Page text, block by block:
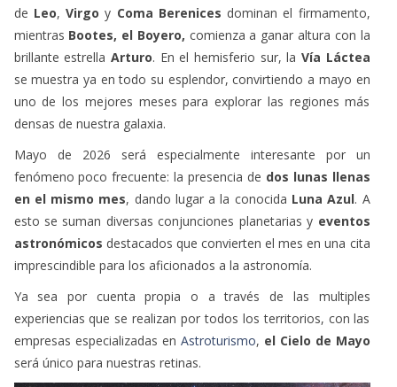
de Leo, Virgo y Coma Berenices dominan el firmamento,
mientras Bootes, el Boyero, comienza a ganar altura con la
brillante estrella Arturo. En el hemisferio sur, la Vía Láctea
se muestra ya en todo su esplendor, convirtiendo a mayo en
uno de los mejores meses para explorar las regiones más
densas de nuestra galaxia.
Mayo de 2026 será especialmente interesante por un
fenómeno poco frecuente: la presencia de dos lunas llenas
en el mismo mes, dando lugar a la conocida Luna Azul. A
esto se suman diversas conjunciones planetarias y eventos
astronómicos destacados que convierten el mes en una cita
imprescindible para los aficionados a la astronomía.
Ya sea por cuenta propia o a través de las multiples
experiencias que se realizan por todos los territorios, con las
empresas especializadas en Astroturismo, el Cielo de Mayo
será único para nuestras retinas.